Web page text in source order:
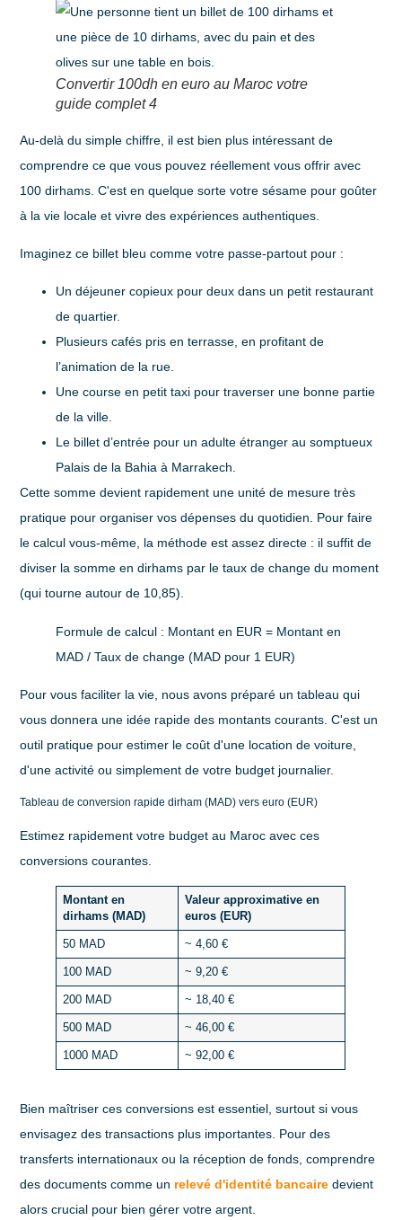
Convertir 100dh en euro au Maroc votre
guide complet 4
Au-delà du simple chiffre, il est bien plus intéressant de
comprendre ce que vous pouvez réellement vous offrir avec
100 dirhams. C'est en quelque sorte votre sésame pour goûter
à la vie locale et vivre des expériences authentiques.
Imaginez ce billet bleu comme votre passe-partout pour :
Un déjeuner copieux pour deux dans un petit restaurant
de quartier.
Plusieurs cafés pris en terrasse, en profitant de
l’animation de la rue.
Une course en petit taxi pour traverser une bonne partie
de la ville.
Le billet d’entrée pour un adulte étranger au somptueux
Palais de la Bahia à Marrakech.
Cette somme devient rapidement une unité de mesure très
pratique pour organiser vos dépenses du quotidien. Pour faire
le calcul vous-même, la méthode est assez directe : il suffit de
diviser la somme en dirhams par le taux de change du moment
(qui tourne autour de 10,85).
Formule de calcul : Montant en EUR = Montant en
MAD / Taux de change (MAD pour 1 EUR)
Pour vous faciliter la vie, nous avons préparé un tableau qui
vous donnera une idée rapide des montants courants. C'est un
outil pratique pour estimer le coût d'une location de voiture,
d'une activité ou simplement de votre budget journalier.
Tableau de conversion rapide dirham (MAD) vers euro (EUR)
Estimez rapidement votre budget au Maroc avec ces
conversions courantes.
Montant en
dirhams (MAD)
Valeur approximative en
euros (EUR)
50 MAD ~ 4,60 €
100 MAD ~ 9,20 €
200 MAD ~ 18,40 €
500 MAD ~ 46,00 €
1000 MAD ~ 92,00 €
Bien maîtriser ces conversions est essentiel, surtout si vous
envisagez des transactions plus importantes. Pour des
transferts internationaux ou la réception de fonds, comprendre
des documents comme un relevé d'identité bancaire devient
alors crucial pour bien gérer votre argent.